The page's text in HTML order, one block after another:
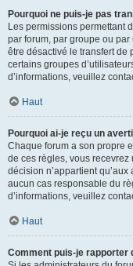
Pourquoi ne puis-je pas
Les permissions permettant
par forum, par groupe ou
être désactivé le transfert de
certains groupes
d’informations, veuillez
Haut
Pourquoi ai-je reçu un
Chaque forum a son propre
de ces règles, vous recevrez
décision n’appartient
aucun cas responsable du
d’informations, veuillez
Haut
Comment puis-je rapporter